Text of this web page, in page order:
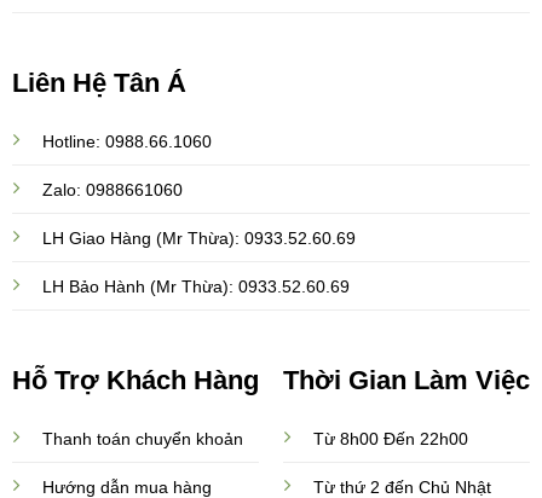
Liên Hệ Tân Á
Hotline: 0988.66.1060
Zalo: 0988661060
LH Giao Hàng (Mr Thừa): 0933.52.60.69
LH Bảo Hành (Mr Thừa): 0933.52.60.69
Hỗ Trợ Khách Hàng
Thanh toán chuyển khoản
Hướng dẫn mua hàng
Thời Gian Làm Việc
Từ 8h00 Đến 22h00
Từ thứ 2 đến Chủ Nhật